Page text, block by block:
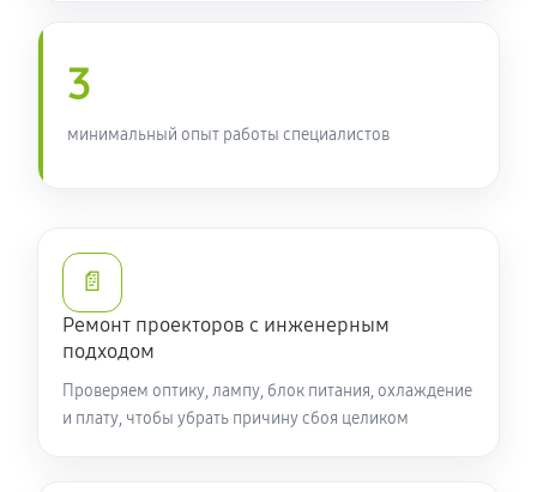
3
минимальный опыт работы специалистов
📄
Ремонт проекторов с инженерным
подходом
Проверяем оптику, лампу, блок питания, охлаждение
и плату, чтобы убрать причину сбоя целиком